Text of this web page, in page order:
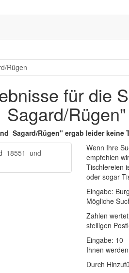
für die
Rügen"
Sagard/Rügen" ergab leider keine
18551 und
Wenn Ihre
empfehlen
Tischlereien
oder sogar
Eingabe: Burg
Mögliche
Zahlen
stelligen
Eingabe: 10
Ihnen werden
Durch